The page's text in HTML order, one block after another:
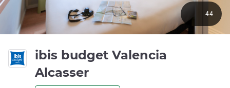
ibis budget Valencia
Alcasser
44